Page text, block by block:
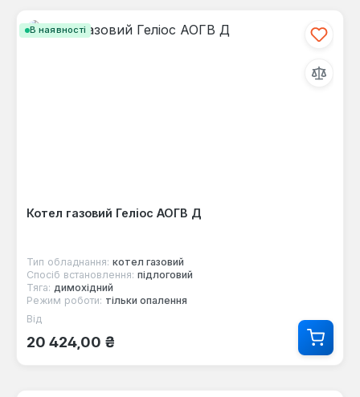
В наявності
Котел газовий Геліос АОГВ Д
Тип обладнання: котел газовий
Спосіб встановлення: підлоговий
Тяга: димохідний
Режим роботи: тільки опалення
Звичайна ціна:
Від
20 424,00 ₴